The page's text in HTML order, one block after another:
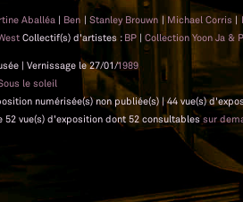
Aballéa | Ben | Stanley Brouwn | Michael Corris |
Collectif(s) d'artistes : BP | Collection Yoon Ja &
| Vernissage le 27/01/1989
le soleil
numérisée(s) non publiée(s) | 44 vue(s)
52 vue(s) d'exposition dont 52 consultablessur